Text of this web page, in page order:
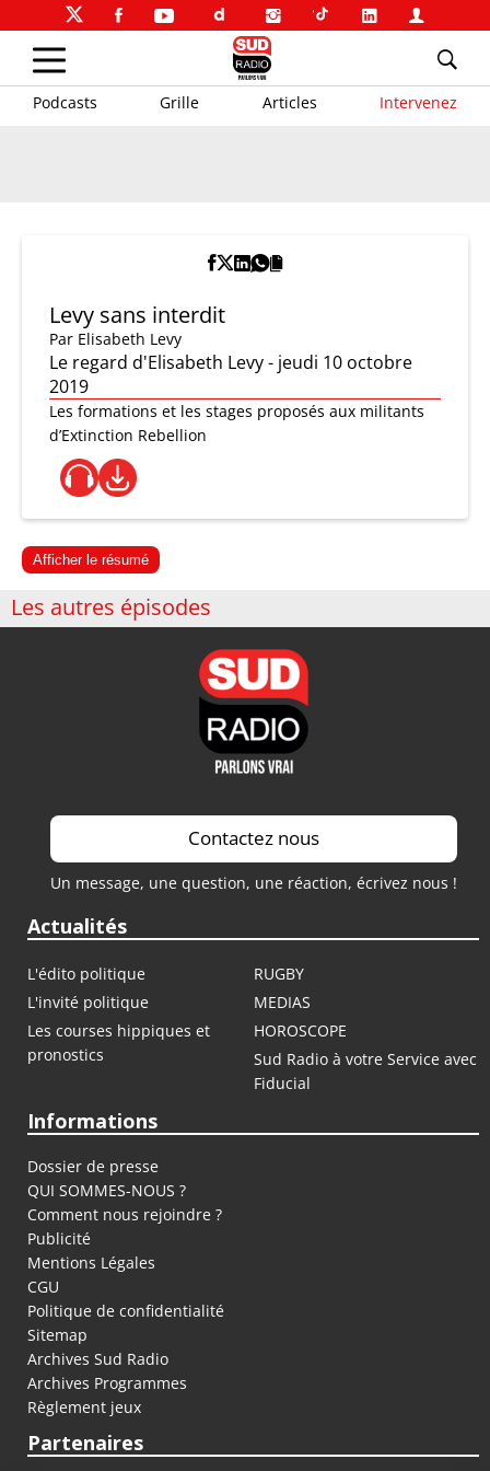
Podcasts Grille Articles Intervenez
Levy sans interdit
Par Elisabeth Levy
Le regard d'Elisabeth Levy - jeudi 10 octobre
2019
Les formations et les stages proposés aux militants
d’Extinction Rebellion
Afficher le résumé
Les autres épisodes
Contactez nous
Un message, une question, une réaction, écrivez nous !
Actualités
L'édito politique
RUGBY
L'invité politique
MEDIAS
Les courses hippiques et
pronostics
HOROSCOPE
Sud Radio à votre Service avec
Fiducial
Informations
Dossier de presse
QUI SOMMES-NOUS ?
Comment nous rejoindre ?
Publicité
Mentions Légales
CGU
Politique de confidentialité
Sitemap
Archives Sud Radio
Archives Programmes
Règlement jeux
Partenaires